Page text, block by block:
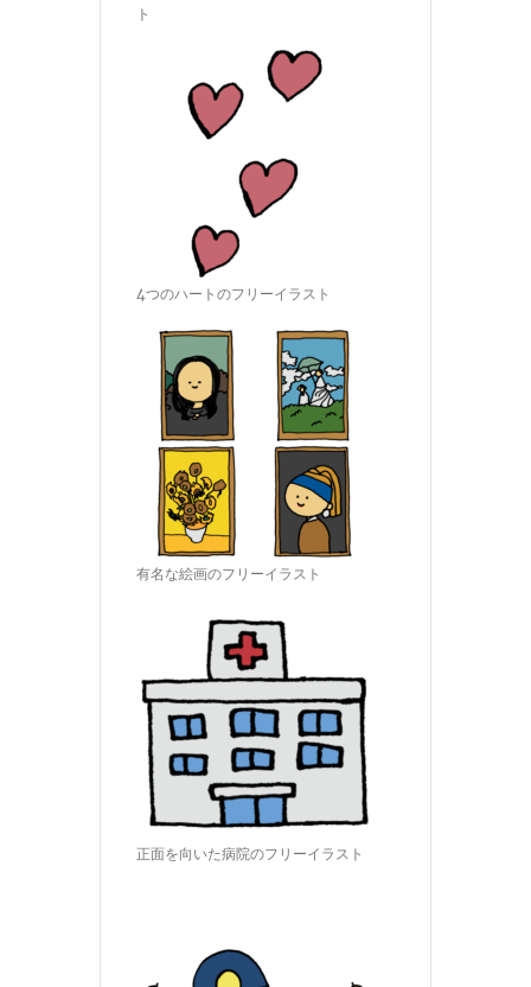
ト
4つのハートのフリーイラスト
有名な絵画のフリーイラスト
正面を向いた病院のフリーイラスト